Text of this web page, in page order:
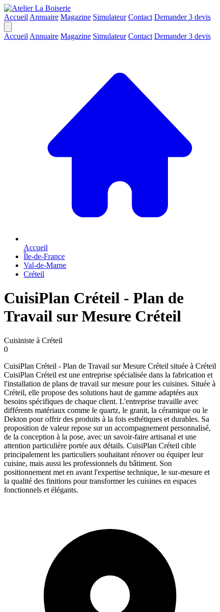
Accueil Annuaire Magazine Simulateur Contact Demander 3 devis
Accueil Annuaire Magazine Simulateur Contact Demander 3 devis
Accueil
Île-de-France
Val-de-Marne
Créteil
CuisiPlan Créteil - Plan de
Travail sur Mesure Créteil
Cuisiniste à Créteil
0
CuisiPlan Créteil - Plan de Travail sur Mesure Créteil située à Créteil
CuisiPlan Créteil est une entreprise spécialisée dans la fabrication et
l'installation de plans de travail sur mesure pour les cuisines. Située à
Créteil, elle propose des solutions haut de gamme adaptées aux
besoins spécifiques de chaque client. L'entreprise travaille avec
différents matériaux comme le quartz, le granit, la céramique ou le
Dekton pour offrir des produits à la fois esthétiques et durables. Sa
proposition de valeur repose sur un accompagnement personnalisé,
de la conception à la pose, avec un savoir-faire artisanal et une
attention particulière portée aux détails. CuisiPlan Créteil cible
principalement les particuliers souhaitant rénover ou équiper leur
cuisine, mais aussi les professionnels du bâtiment. Son
positionnement met en avant l'expertise technique, le sur-mesure et
la qualité des finitions pour transformer les cuisines en espaces
fonctionnels et élégants.